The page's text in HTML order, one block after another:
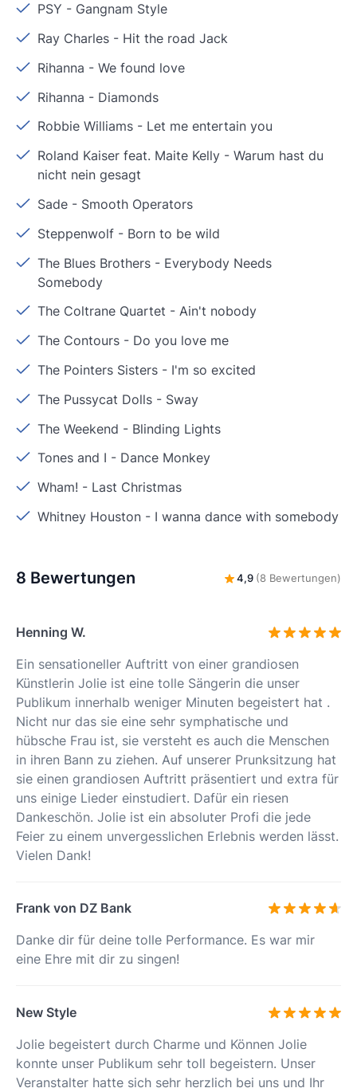
PSY - Gangnam Style
Ray Charles - Hit the road Jack
Rihanna -We found love
Rihanna - Diamonds
Robbie Williams - Let me entertain you
Roland Kaiser feat. Maite Kelly -Warum hast du
nicht nein gesagt
Sade - Smooth Operators
Steppenwolf - Born to be wild
The Blues Brothers - Everybody Needs
Somebody
The Coltrane Quartet -Ain't nobody
The Contours - Do you love me
The Pointers Sisters - I'm so excited
The Pussycat Dolls - Sway
The Weekend - Blinding Lights
Tones and I - Dance Monkey
Wham! - Last Christmas
Whitney Houston - I wanna dance with somebody
8 Bewertungen 4,9 (8 Bewertungen)
Henning W.
Ein sensationeller Auftritt von einer grandiosen
Künstlerin Jolie ist eine tolle Sängerin die unser
Publikum innerhalb weniger Minuten begeistert hat .
Nicht nur das sie eine sehr symphatische und
hübsche Frau ist, sie versteht es auch die Menschen
in ihren Bann zu ziehen. Auf unserer Prunksitzung hat
sie einen grandiosen Auftritt präsentiert und extra für
uns einige Lieder einstudiert. Dafür ein riesen
Dankeschön. Jolie ist ein absoluter Profi die jede
Feier zu einem unvergesslichen Erlebnis werden lässt.
Vielen Dank!
Frank von DZ Bank
Danke dir für deine tolle Performance. Es war mir
eine Ehre mit dir zu singen!
New Style
Jolie begeistert durch Charme und Können Jolie
konnte unser Publikum sehr toll begeistern. Unser
Veranstalter hatte sich sehr herzlich bei uns und Ihr